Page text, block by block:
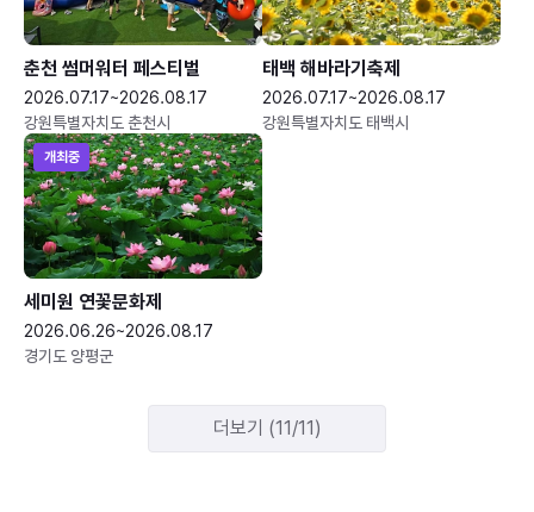
춘천 썸머워터 페스티벌
2026.07.17~2026.08.17
강원특별자치도 춘천시
태백 해바라기축제
2026.07.17~2026.08.17
강원특별자치도 태백시
개최중
세미원 연꽃문화제
2026.06.26~2026.08.17
경기도 양평군
더보기 (11/11)